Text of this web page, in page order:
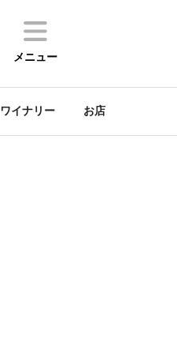
メニュー
ワイナリー お店